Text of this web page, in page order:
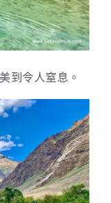
到令人窒息。